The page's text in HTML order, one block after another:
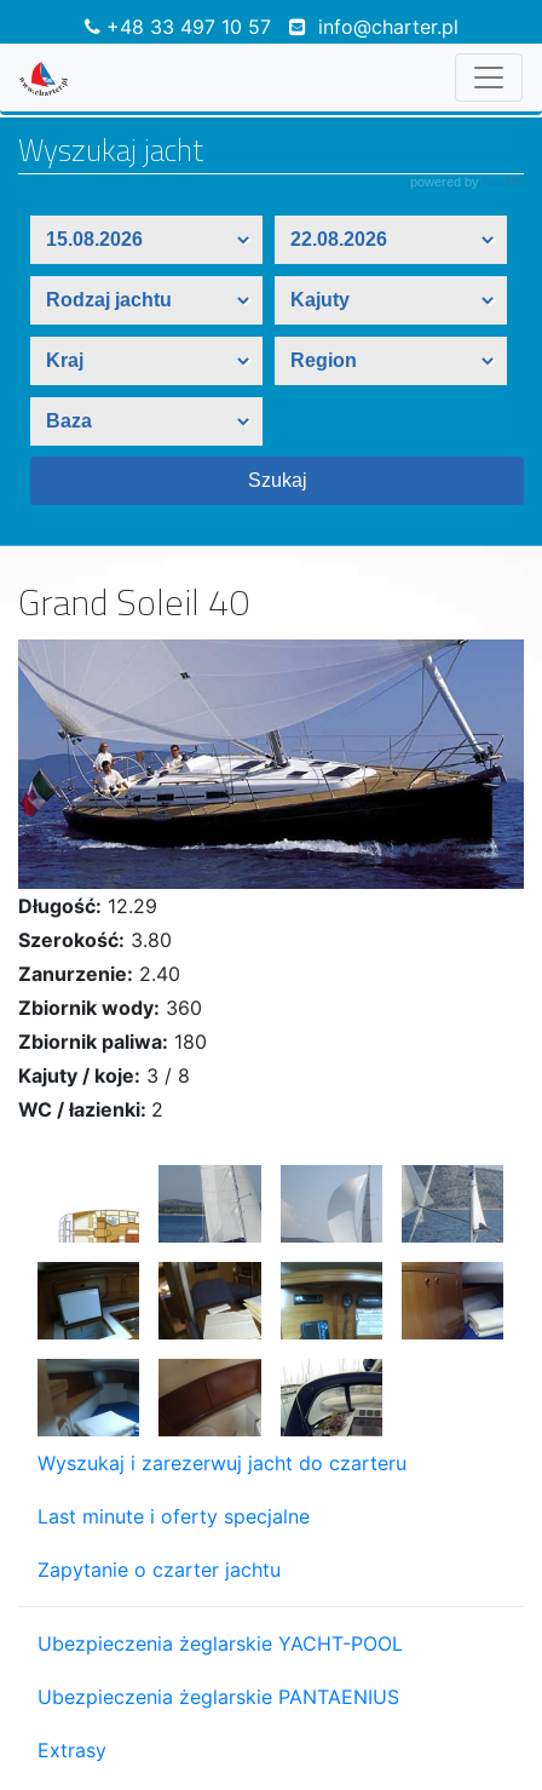
+48 33 497 10 57 info@charter.pl
Grand Soleil 40
Długość: 12.29
Szerokość: 3.80
Zanurzenie: 2.40
Zbiornik wody: 360
Zbiornik paliwa: 180
Kajuty / koje: 3 / 8
WC / łazienki: 2
Wyszukaj i zarezerwuj jacht do czarteru
Last minute i oferty specjalne
Zapytanie o czarter jachtu
Ubezpieczenia żeglarskie YACHT-POOL
Ubezpieczenia żeglarskie PANTAENIUS
Extrasy